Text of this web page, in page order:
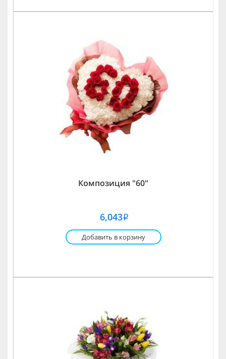
Композиция "60"
6,043i
Добавить в корзину